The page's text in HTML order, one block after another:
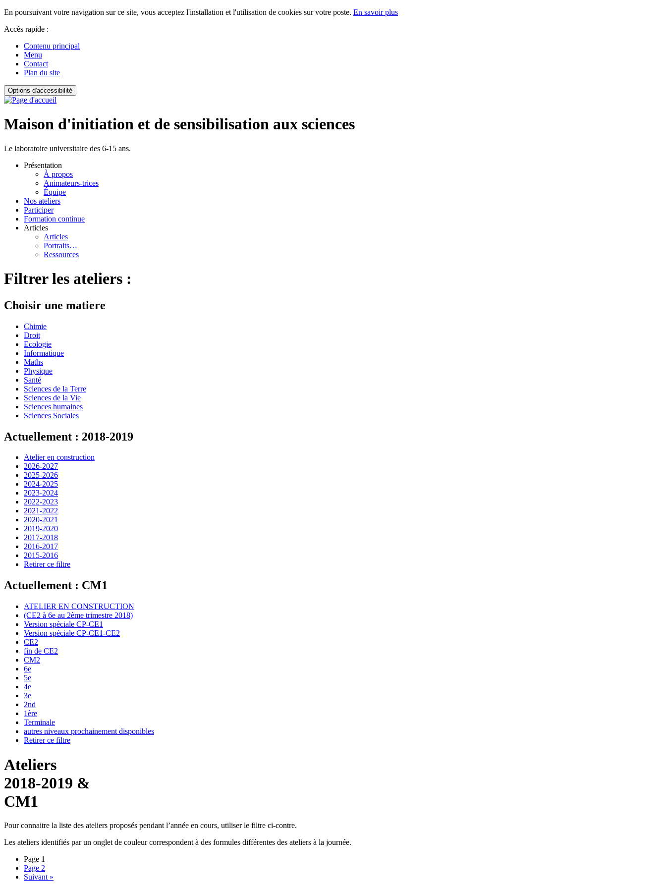
En poursuivant votre navigation sur ce site, vous acceptez l'installation et l'utilisation de cookies sur votre poste. En savoir plus
Accès rapide :
Contenu principal
Menu
Contact
Plan du site
Options d'accessibilité
Maison d'initiation et de sensibilisation aux sciences
Le laboratoire universitaire des 6-15 ans.
Présentation
À propos
Animateurs-trices
Équipe
Nos ateliers
Participer
Formation continue
Articles
Articles
Portraits…
Ressources
Filtrer les ateliers :
Choisir une matiere
Chimie
Droit
Ecologie
Informatique
Maths
Physique
Santé
Sciences de la Terre
Sciences de la Vie
Sciences humaines
Sciences Sociales
Actuellement : 2018-2019
Atelier en construction
2026-2027
2025-2026
2024-2025
2023-2024
2022-2023
2021-2022
2020-2021
2019-2020
2017-2018
2016-2017
2015-2016
Retirer ce filtre
Actuellement : CM1
ATELIER EN CONSTRUCTION
(CE2 à 6e au 2ème trimestre 2018)
Version spéciale CP-CE1
Version spéciale CP-CE1-CE2
CE2
fin de CE2
CM2
6e
5e
4e
3e
2nd
1ère
Terminale
autres niveaux prochainement disponibles
Retirer ce filtre
Ateliers
2018-2019 &
CM1
Pour connaitre la liste des ateliers proposés pendant l’année en cours, utiliser le filtre ci-contre.
Les ateliers identifiés par un onglet de couleurcorrespondent à des formules différentes des ateliers à la journée.
Page 1
Page 2
Suivant »